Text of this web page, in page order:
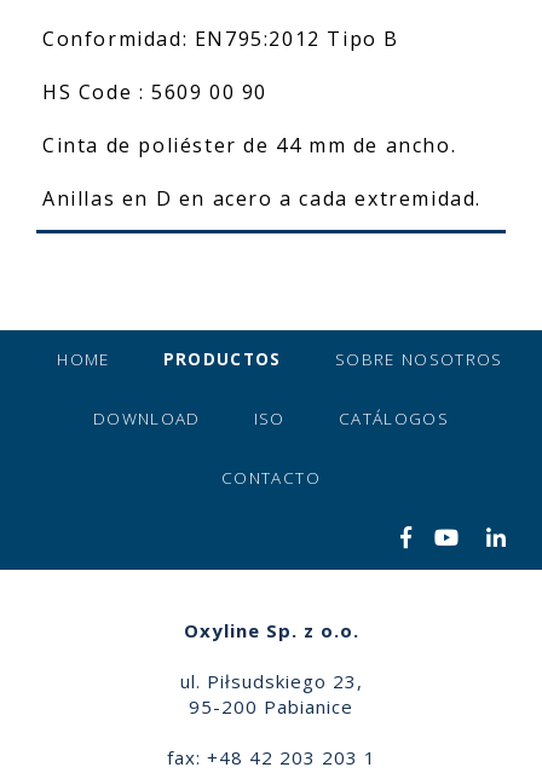
Conformidad: EN795:2012 Tipo B
HS Code : 5609 00 90
Cinta de poliéster de 44 mm de ancho.
Anillas en D en acero a cada extremidad.
HOME PRODUCTOS SOBRE NOSOTROS
DOWNLOAD ISO CATÁLOGOS
CONTACTO
Oxyline Sp. z o.o.
ul. Piłsudskiego 23,
95-200 Pabianice
fax: +48 42 203 203 1